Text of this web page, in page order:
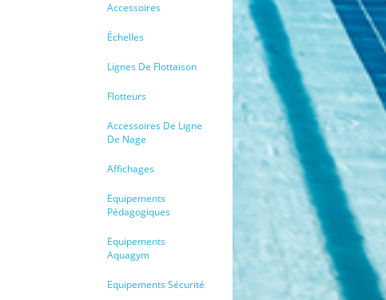
Accessoires
Échelles
Lignes De Flottaison
Flotteurs
Accessoires De Ligne
De Nage
Affichages
Equipements
Pédagogiques
Equipements
Aquagym
Equipements Sécurité